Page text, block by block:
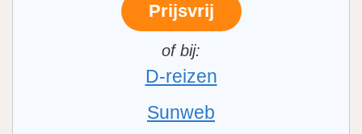
Prijsvrij
D-reizen
Sunweb